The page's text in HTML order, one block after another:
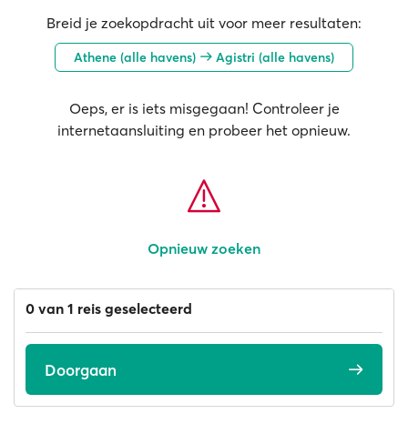
Breid je zoekopdracht uit voor meer resultaten:
Athene (alle havens) Agistri (alle havens)
Oeps, er is iets misgegaan! Controleer je
internetaansluiting en probeer het opnieuw.
Opnieuw zoeken
0 van 1 reis geselecteerd
Doorgaan